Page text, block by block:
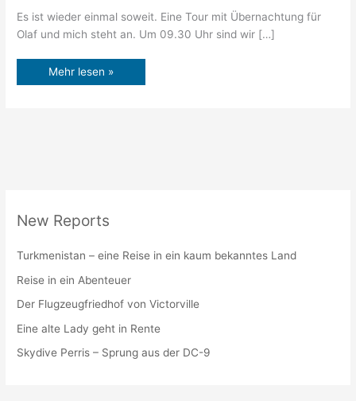
Es ist wieder einmal soweit. Eine Tour mit Übernachtung für
Olaf und mich steht an. Um 09.30 Uhr sind wir […]
Mehr lesen »
New Reports
Turkmenistan – eine Reise in ein kaum bekanntes Land
Reise in ein Abenteuer
Der Flugzeugfriedhof von Victorville
Eine alte Lady geht in Rente
Skydive Perris – Sprung aus der DC-9